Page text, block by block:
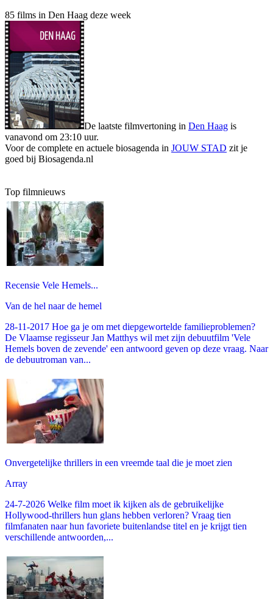
85 films in Den Haag deze week
De laatste filmvertoning in Den Haag is
vanavond om 23:10 uur.
Voor de complete en actuele biosagenda in JOUW STAD zit je
goed bij Biosagenda.nl
Top filmnieuws
Recensie Vele Hemels...
Van de hel naar de hemel
28-11-2017 Hoe ga je om met diepgewortelde familieproblemen?
De Vlaamse regisseur Jan Matthys wil met zijn debuutfilm 'Vele
Hemels boven de zevende' een antwoord geven op deze vraag. Naar
de debuutroman van...
Onvergetelijke thrillers in een vreemde taal die je moet zien
Array
24-7-2026 Welke film moet ik kijken als de gebruikelijke
Hollywood-thrillers hun glans hebben verloren? Vraag tien
filmfanaten naar hun favoriete buitenlandse titel en je krijgt tien
verschillende antwoorden,...